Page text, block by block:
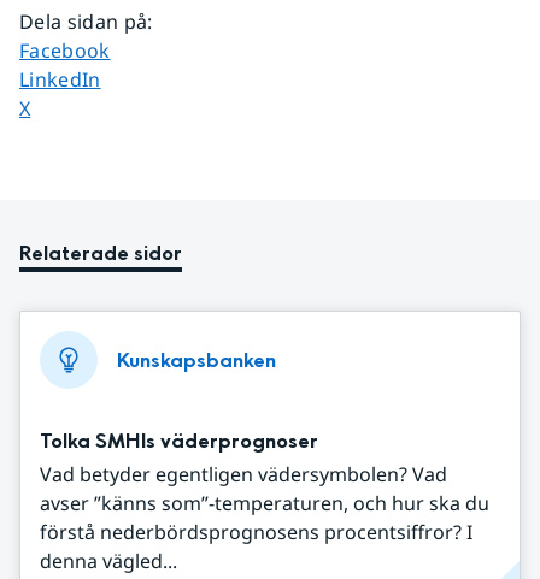
Dela sidan på:
Dela sidan på
Facebook
Dela sidan på
LinkedIn
Dela sidan på
X
Relaterade sidor
Kunskapsbanken
Tolka SMHIs väderprognoser
Vad betyder egentligen vädersymbolen? Vad
avser ”känns som”-temperaturen, och hur ska du
förstå nederbördsprognosens procentsiffror? I
denna vägled...